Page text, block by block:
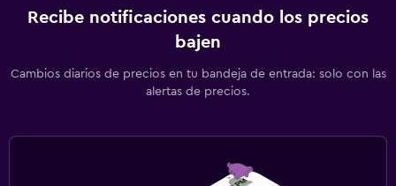
Recibe notificaciones cuando los precios
bajen
Cambios diarios de precios en tu bandeja de entrada: solo con las
alertas de precios.